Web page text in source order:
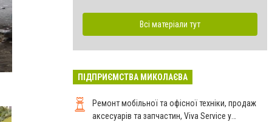
Всі матеріали тут
ПІДПРИЄМСТВА МИКОЛАЄВА
Ремонт мобільної та офісної техніки, продаж
аксесуарів та запчастин, Viva Service у